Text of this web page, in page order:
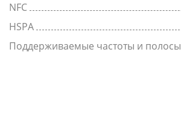
NFC
HSPA
Поддерживаемые частоты и полосы